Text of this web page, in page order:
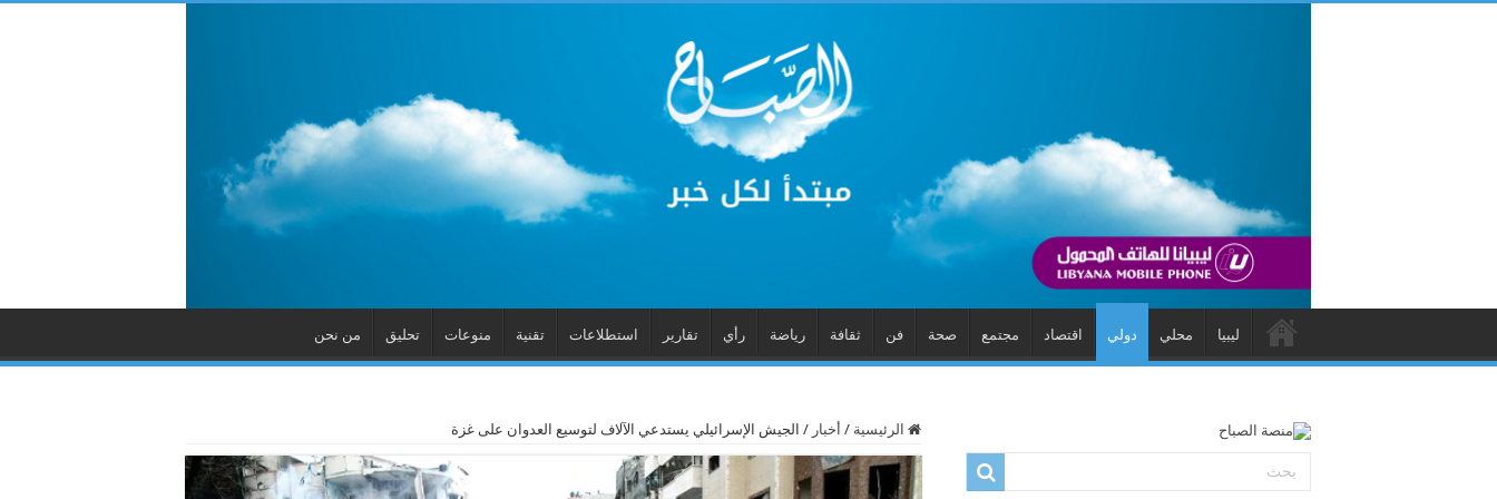
ليبيا محلي دولي اقتصاد مجتمع صحة فن ثقافة رياضة رأي تقارير استطلاعات تقنية منوعات تحليق من نحن
الرئيسية / أخبار / الجيش الإسرائيلي يستدعي الآلاف لتوسيع العدوان على غزة